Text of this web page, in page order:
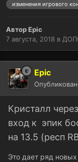
изменения игрового
АвторEpic
7 августа, 2018 в
Epic
Кристалл
вход к эпик
на 13.5 (респ
Это дает ряд